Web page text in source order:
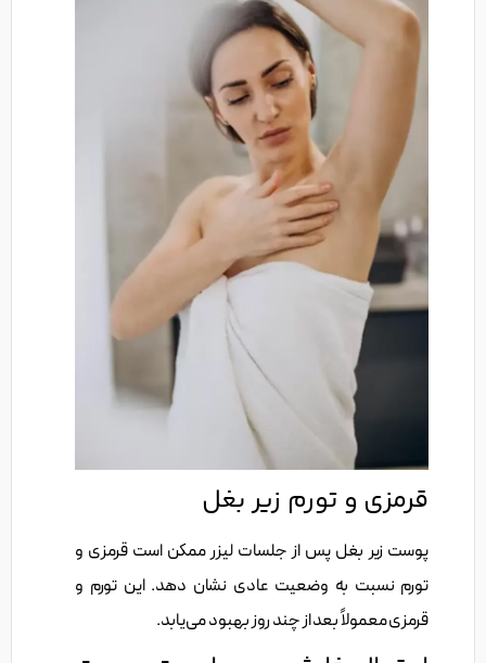
قرمزی و تورم زیر بغل
پوست زیر بغل پس از جلسات لیزر ممکن است قرمزی و
تورم نسبت به وضعیت عادی نشان دهد. این تورم و
قرمزی معمولاً بعد از چند روز بهبود می‌یابد.